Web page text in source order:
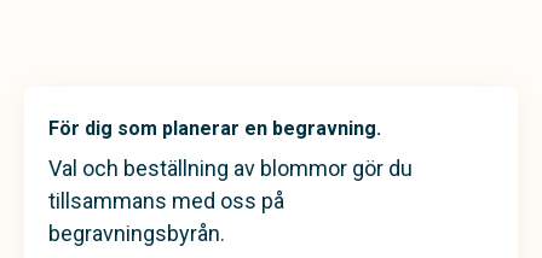
För dig som planerar en begravning.
Val och beställning av blommor gör du
tillsammans med oss på
begravningsbyrån.